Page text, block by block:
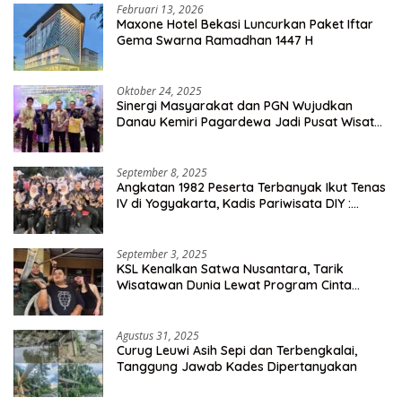
Februari 13, 2026
Maxone Hotel Bekasi Luncurkan Paket Iftar
Gema Swarna Ramadhan 1447 H
Oktober 24, 2025
Sinergi Masyarakat dan PGN Wujudkan
Danau Kemiri Pagardewa Jadi Pusat Wisata
September 8, 2025
Angkatan 1982 Peserta Terbanyak Ikut Tenas
IV di Yogyakarta, Kadis Pariwisata DIY :
September 3, 2025
KSL Kenalkan Satwa Nusantara, Tarik
Wisatawan Dunia Lewat Program Cinta
Agustus 31, 2025
Curug Leuwi Asih Sepi dan Terbengkalai,
Tanggung Jawab Kades Dipertanyakan